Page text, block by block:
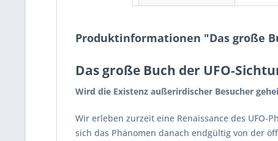
Produktinformationen "Das große
Das große Buch der UFO-
Wird die Existenz außerirdischer Besucher
Wir erleben zurzeit eine Renaissance des UFO-
sich das Phänomen danach endgültig von der